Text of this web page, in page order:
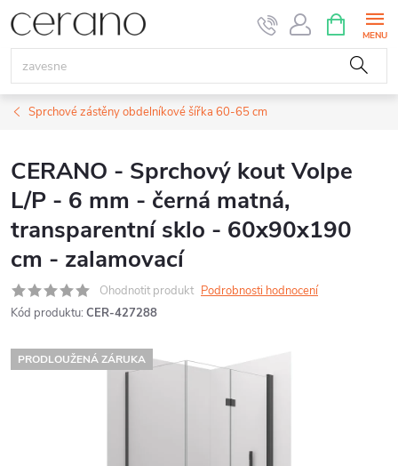
Přejít
na
obsah
NÁKUPNÍ
KOŠÍK
Sprchové zástěny obdelníkové šířka 60-65 cm
CERANO - Sprchový kout Volpe
L/P - 6 mm - černá matná,
transparentní sklo - 60x90x190
cm - zalamovací
Ohodnotit produkt Podrobnosti hodnocení
Kód produktu: CER-427288
PRODLOUŽENÁ ZÁRUKA